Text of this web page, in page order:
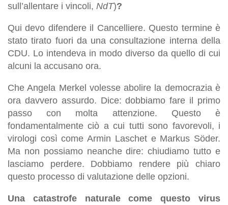
sull’allentare i vincoli, NdT)?
Qui devo difendere il Cancelliere. Questo termine è
stato tirato fuori da una consultazione interna della
CDU. Lo intendeva in modo diverso da quello di cui
alcuni la accusano ora.
Che Angela Merkel volesse abolire la democrazia è
ora davvero assurdo. Dice: dobbiamo fare il primo
passo con molta attenzione. Questo è
fondamentalmente ciò a cui tutti sono favorevoli, i
virologi così come Armin Laschet e Markus Söder.
Ma non possiamo neanche dire: chiudiamo tutto e
lasciamo perdere. Dobbiamo rendere più chiaro
questo processo di valutazione delle opzioni.
Una catastrofe naturale come questo virus